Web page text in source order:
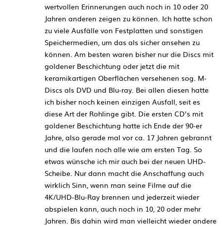
wertvollen Erinnerungen auch noch in 10 oder 20
Jahren anderen zeigen zu können. Ich hatte schon
zu viele Ausfälle von Festplatten und sonstigen
Speichermedien, um das als sicher ansehen zu
können. Am besten waren bisher nur die Discs mit
goldener Beschichtung oder jetzt die mit
keramikartigen Oberflächen versehenen sog. M-
Discs als DVD und Blu-ray. Bei allen diesen hatte
ich bisher noch keinen einzigen Ausfall, seit es
diese Art der Rohlinge gibt. Die ersten CD’s mit
goldener Beschichtung hatte ich Ende der 90-er
Jahre, also gerade mal vor ca. 17 Jahren gebrannt
und die laufen noch alle wie am ersten Tag. So
etwas wünsche ich mir auch bei der neuen UHD-
Scheibe. Nur dann macht die Anschaffung auch
wirklich Sinn, wenn man seine Filme auf die
4K/UHD-Blu-Ray brennen und jederzeit wieder
abspielen kann, auch noch in 10, 20 oder mehr
Jahren. Bis dahin wird man vielleicht wieder andere